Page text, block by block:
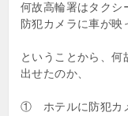
何故高輪署はタクシ
防犯カメラに車が映
ということから、何
出せたのか、
① ホテルに防犯カ